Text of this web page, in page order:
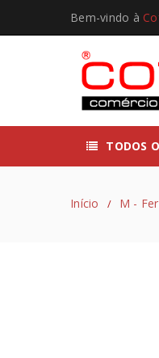
Bem-vindo à
TODOS
Início / M -